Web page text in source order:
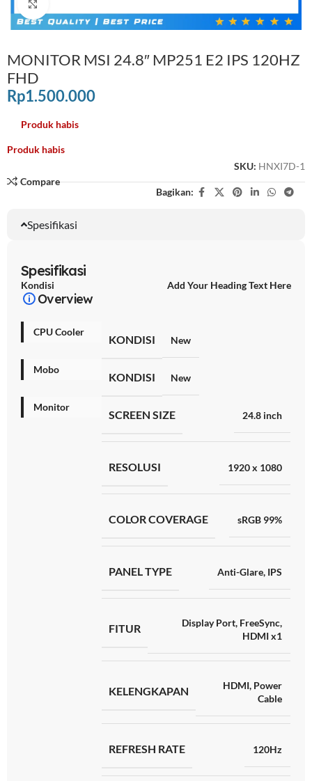
MONITOR MSI 24.8″ MP251 E2 IPS 120HZ
FHD
Rp1.500.000
Produk habis
Produk habis
SKU: HNXI7D-1
Compare
Bagikan:
Spesifikasi
Spesifikasi
Kondisi Add Your Heading Text Here
Overview
CPU Cooler
KONDISI New
Mobo
KONDISI New
Monitor
SCREEN SIZE 24.8 inch
RESOLUSI 1920 x 1080
COLOR COVERAGE sRGB 99%
PANEL TYPE Anti-Glare, IPS
FITUR Display Port, FreeSync,
HDMI x1
KELENGKAPAN HDMI, Power
Cable
REFRESH RATE 120Hz